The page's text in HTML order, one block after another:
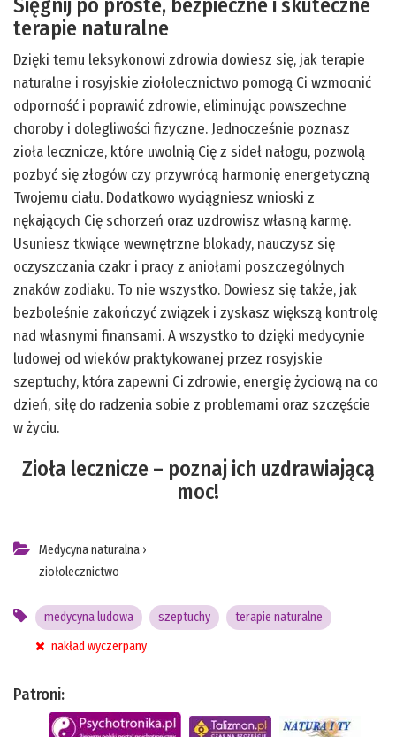
Sięgnij po proste, bezpieczne i skuteczne
terapie naturalne
Dzięki temu leksykonowi zdrowia dowiesz się, jak terapie
naturalne i rosyjskie ziołolecznictwo pomogą Ci wzmocnić
odporność i poprawić zdrowie, eliminując powszechne
choroby i dolegliwości fizyczne. Jednocześnie poznasz
zioła lecznicze, które uwolnią Cię z sideł nałogu, pozwolą
pozbyć się złogów czy przywrócą harmonię energetyczną
Twojemu ciału. Dodatkowo wyciągniesz wnioski z
nękających Cię schorzeń oraz uzdrowisz własną karmę.
Usuniesz tkwiące wewnętrzne blokady, nauczysz się
oczyszczania czakr i pracy z aniołami poszczególnych
znaków zodiaku. To nie wszystko. Dowiesz się także, jak
bezboleśnie zakończyć związek i zyskasz większą kontrolę
nad własnymi finansami. A wszystko to dzięki medycynie
ludowej od wieków praktykowanej przez rosyjskie
szeptuchy, która zapewni Ci zdrowie, energię życiową na co
dzień, siłę do radzenia sobie z problemami oraz szczęście
w życiu.
Zioła lecznicze – poznaj ich uzdrawiającą
moc!
Medycyna naturalna ›
ziołolecznictwo
medycyna ludowa szeptuchy
terapie naturalne
nakład wyczerpany
Patroni: